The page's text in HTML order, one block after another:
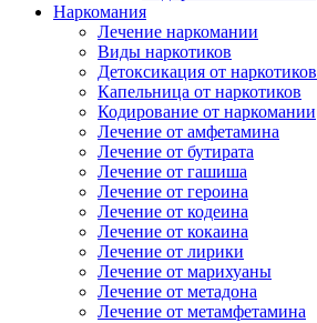
Наркомания
Лечение наркомании
Виды наркотиков
Детоксикация от наркотиков
Капельница от наркотиков
Кодирование от наркомании
Лечение от амфетамина
Лечение от бутирата
Лечение от гашиша
Лечение от героина
Лечение от кодеина
Лечение от кокаина
Лечение от лирики
Лечение от марихуаны
Лечение от метадона
Лечение от метамфетамина